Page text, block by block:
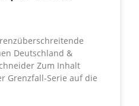
Deutschland &
Zum Inhalt
Grenzfall-Serie auf die